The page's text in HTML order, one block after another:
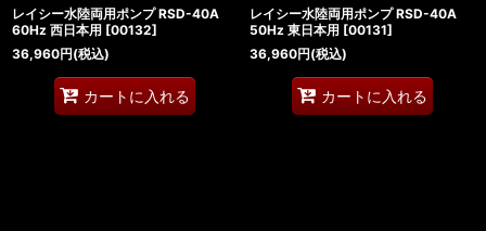
レイシー水陸両用ポンプ RSD-40A
60Hz 西日本用 [00132]
36,960円(税込)
カートに入れる
レイシー水陸両用ポンプ RSD-40A
50Hz 東日本用 [00131]
36,960円(税込)
カートに入れる